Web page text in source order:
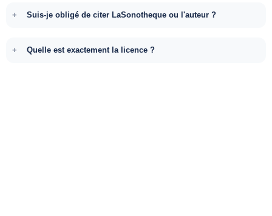
Suis-je obligé de citer LaSonotheque ou l'auteur ?
Quelle est exactement la licence ?